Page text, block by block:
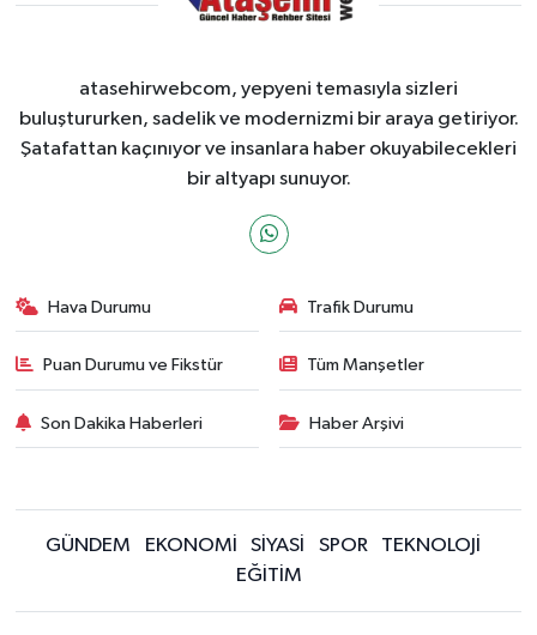
atasehirwebcom, yepyeni temasıyla sizleri
buluştururken, sadelik ve modernizmi bir araya getiriyor.
Şatafattan kaçınıyor ve insanlara haber okuyabilecekleri
bir altyapı sunuyor.
Hava Durumu Trafik Durumu
Puan Durumu ve Fikstür Tüm Manşetler
Son Dakika Haberleri Haber Arşivi
GÜNDEM EKONOMİ SİYASİ SPOR
TEKNOLOJİ
EĞİTİM